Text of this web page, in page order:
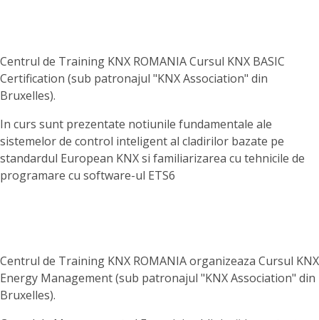
Centrul de Training KNX ROMANIA Cursul KNX BASIC
Certification (sub patronajul "KNX Association" din
Bruxelles).
In curs sunt prezentate notiunile fundamentale ale
sistemelor de control inteligent al cladirilor bazate pe
standardul European KNX si familiarizarea cu tehnicile de
programare cu software-ul ETS6
Centrul de Training KNX ROMANIA organizeaza Cursul KNX
Energy Management (sub patronajul "KNX Association" din
Bruxelles).